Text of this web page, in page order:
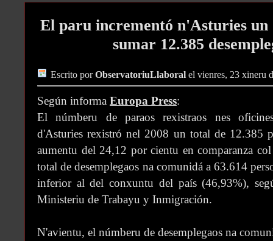
El paru incrementó n'Asturies un
sumar 12.385
Escrito porObservatoriuLlaboral el vienres, 23 xineru
Según informa Europa Press:
El númberu de paraos rexistraos nes
d'Asturies rexistró nel 2008 un total de 12.385
aumentu del 24,12 por cientu en comparanza
total de desemplegaos na comunidá a 63.614
inferior al del conxuntu del país (46,93%),
Ministeriu de Trabayu y Inmigración.
N'avientu, el númberu de desemplegaos na